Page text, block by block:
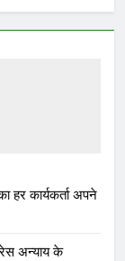
हर कार्यकर्ता अपने
अन्याय के